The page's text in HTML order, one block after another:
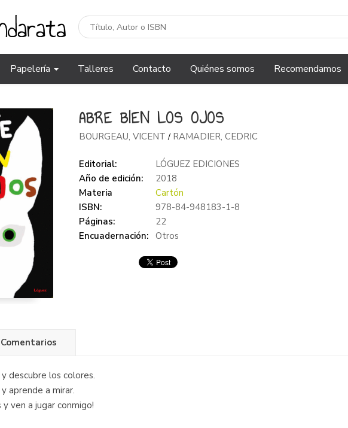
Papelería Talleres Contacto Quiénes somos Recomendamos
ABRE BIEN LOS OJOS
BOURGEAU, VICENT / RAMADIER, CEDRIC
Editorial:
LÓGUEZ EDICIONES
Año de edición:
2018
Materia
Cartón
ISBN:
978-84-948183-1-8
Páginas:
22
Encuadernación:
Otros
Comentarios
descubre los colores.
aprende a mirar.
y ven a jugar conmigo!